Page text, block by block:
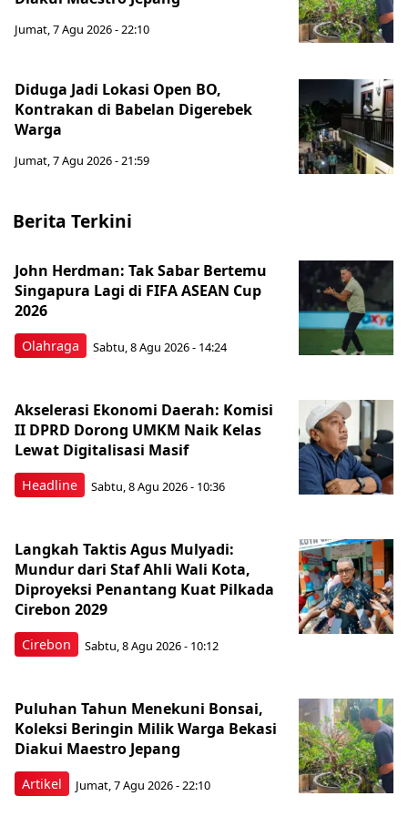
Jumat, 7 Agu 2026 - 22:10
Diduga Jadi Lokasi Open BO,
Kontrakan di Babelan Digerebek
Warga
Jumat, 7 Agu 2026 - 21:59
Berita Terkini
Olahraga
John Herdman: Tak Sabar Bertemu
Singapura Lagi di FIFA ASEAN Cup
2026
Sabtu, 8 Agu 2026 - 14:24
Headline
Akselerasi Ekonomi Daerah: Komisi
II DPRD Dorong UMKM Naik Kelas
Lewat Digitalisasi Masif
Sabtu, 8 Agu 2026 - 10:36
Cirebon
Langkah Taktis Agus Mulyadi:
Mundur dari Staf Ahli Wali Kota,
Diproyeksi Penantang Kuat Pilkada
Cirebon 2029
Sabtu, 8 Agu 2026 - 10:12
Artikel
Puluhan Tahun Menekuni Bonsai,
Koleksi Beringin Milik Warga Bekasi
Diakui Maestro Jepang
Jumat, 7 Agu 2026 - 22:10